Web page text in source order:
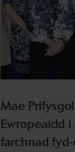
Mae
Ewropeaidd
farchnad